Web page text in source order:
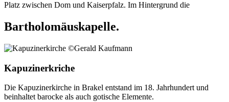
Platz zwischen Dom und Kaiserpfalz. Im Hintergrund die
Bartholomäuskapelle.
Kapuzinerkriche
Die Kapuzinerkirche in Brakel entstand im 18. Jahrhundert und
beinhaltet barocke als auch gotische Elemente.